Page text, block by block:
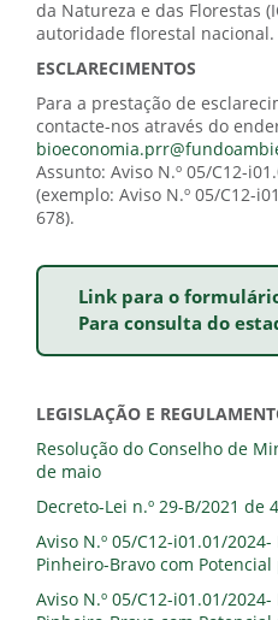
da Natureza e das Florestas
autoridade florestal nacional.
ESCLARECIMENTOS
Para a prestação de
contacte-nos através do
Assunto: Aviso N.º 05/C12-
(exemplo: Aviso N.º 05/C12-
678).
Link para o
Para consulta do
LEGISLAÇÃO E
Resolução do Conselho de
de maio
Decreto-Lei n.º 29-B/2021 de
Aviso N.º 05/C12-i01.01/
Pinheiro-Bravo com Potencial
Aviso N.º 05/C12-i01.01/